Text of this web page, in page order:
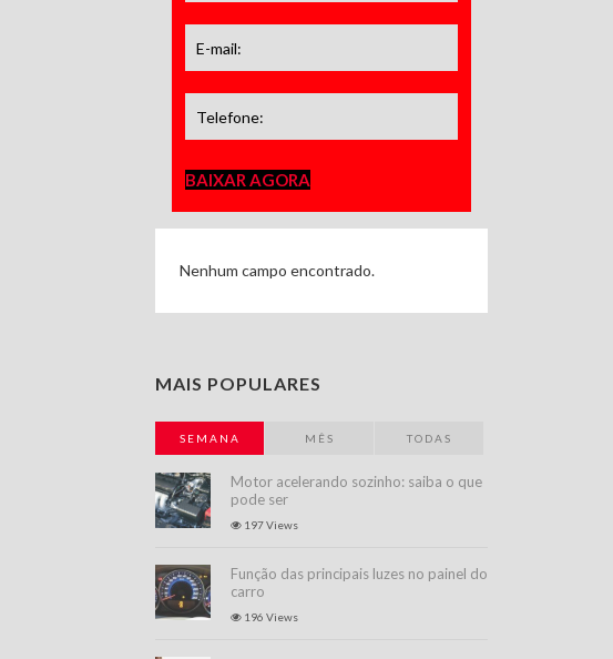
BAIXAR AGORA
Nenhum campo encontrado.
MAIS POPULARES
SEMANA MÊS TODAS
Motor acelerando sozinho: saiba o que
pode ser
197 Views
Função das principais luzes no painel do
carro
196 Views